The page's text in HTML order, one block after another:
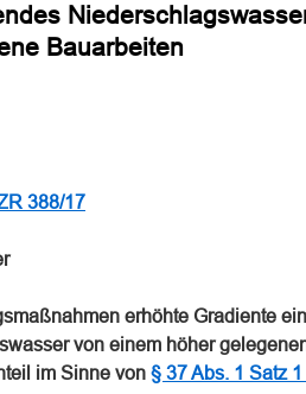
Bauarbeiten
ZR 388/17
erhöhte Gradiente
von einem höher
im Sinne von § 37 Abs. 1 Satz